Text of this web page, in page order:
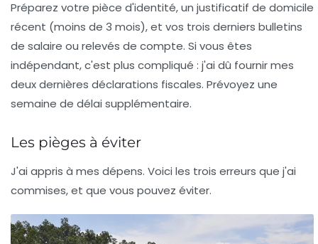
Préparez votre pièce d'identité, un justificatif de domicile
récent (moins de 3 mois), et vos trois derniers bulletins
de salaire ou relevés de compte. Si vous êtes
indépendant, c'est plus compliqué : j'ai dû fournir mes
deux dernières déclarations fiscales. Prévoyez une
semaine de délai supplémentaire.
Les pièges à éviter
J'ai appris à mes dépens. Voici les trois erreurs que j'ai
commises, et que vous pouvez éviter.